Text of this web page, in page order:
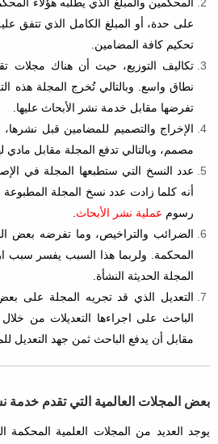
المحكمين والمبلغ الذي يطلبه هؤلاء
على حدة، أو المبلغ الكامل الذي تتفق
تحكيم كافة المضامين.
تكاليف التوزيع، حيث أن هناك مجلات
نطاق واسع. وبالتالي تُخرج المجلة هذه
تفرضها مقابل خدمة نشر الأبحاث عليها.
الإخراج والتصميم للمضامين قبل
مصمم، وبالتالي تدفع المجلة مقابل مادي
عدد النسخ التي ستطبعها المجلة في
أنه كلما زادت عدد نسخ المجلة المطبوعة
رسوم عملية نشر الأبحاث.
الضرائب والتراخيص، وما تفرضه بعض
المحكمة. ولربما هذا السبب يفسر سبب
المجلة الحديثة النشأة.
التعديل الذي قد تجريه المجلة على
الباحث على اجراءها التعديلات من
مقابل أن يدفع الباحث ثمن جهد التعديل
بعض المجلات العالمية التي تقدم
يوجد العديد من المجلات العلمية المحكمة